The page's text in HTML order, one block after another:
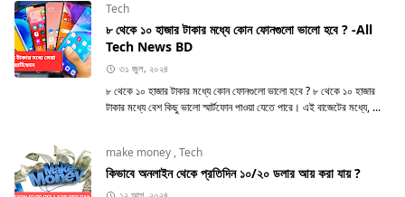
Tech
৮ থেকে ১০ হাজার টাকার মধ্যে কোন ফোনগুলো ভালো হবে ? -All
Tech News BD
৩১ জুল, ২০২৪
৮ থেকে ১০ হাজার টাকার মধ্যে কোন ফোনগুলো ভালো হবে ? ৮ থেকে ১০ হাজার
টাকার মধ্যে বেশ কিছু ভালো স্মার্টফোন পাওয়া যেতে পারে। এই বাজেটের মধ্যে, ...
make money ,Tech
কিভাবে অনলাইন থেকে প্রতিদিন ১০/২০ ডলার আয় করা যায় ?